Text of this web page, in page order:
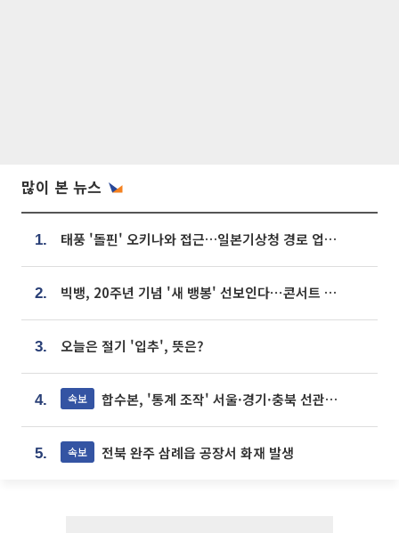
많이 본 뉴스
1. 태풍 '돌핀' 오키나와 접근…일본기상청 경로 업데이트
2. 빅뱅, 20주년 기념 '새 뱅봉' 선보인다⋯콘서트 앞두고 팝업 개최
3. 오늘은 절기 '입추', 뜻은?
4. 속보 합수본, '통계 조작' 서울·경기·충북 선관위 등 추가 압수수색
5. 속보 전북 완주 삼례읍 공장서 화재 발생